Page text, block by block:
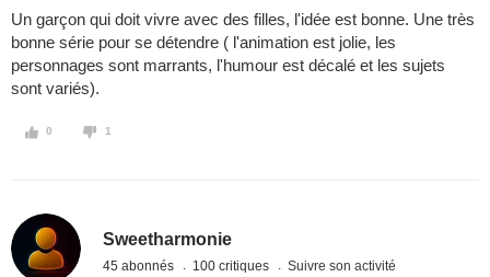
Un garçon qui doit vivre avec des filles, l'idée est bonne. Une très
bonne série pour se détendre ( l'animation est jolie, les
personnages sont marrants, l'humour est décalé et les sujets
sont variés).
0 1
Sweetharmonie
45 abonnés 100 critiques Suivre son activité